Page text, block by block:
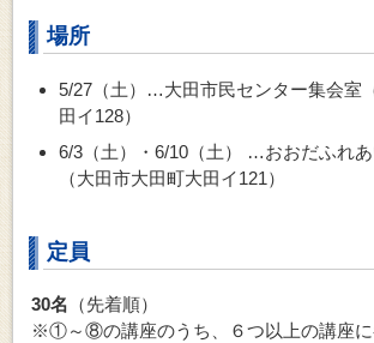
場所
5/27（土）…大田市民センター集会室
田イ128）
6/3（土）・6/10（土） …おおだふれ
（大田市大田町大田イ121）
定員
30名 （先着順）
※①～⑧の講座のうち、６つ以上の講座に